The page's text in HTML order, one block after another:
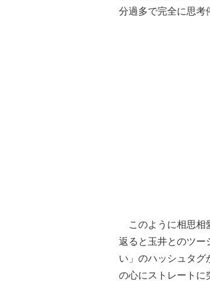
分過多で完全に思考
このように相思相
返ると玉井とのツー
い」のハッシュタグ
の心にストレートに